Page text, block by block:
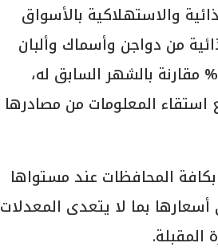
والاستهلاكية بالأسواق
من دواجن وأسماك وألبان
وخضر طازجة خلال الشهر الماضي, بنسب تتراوح من 10 إلى 15% مقارنة بالشهر السابق له،
استقاء المعلومات من مصادرها
المحافظات عند مستواها
بما لا يتعدى المعدلات
المقبلة.